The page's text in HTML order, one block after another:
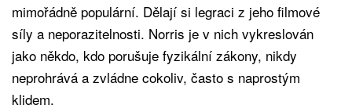
mimořádně populární. Dělají si legraci z jeho filmové
síly a neporazitelnosti. Norris je v nich vykreslován
jako někdo, kdo porušuje fyzikální zákony, nikdy
neprohrává a zvládne cokoliv, často s naprostým
klidem.